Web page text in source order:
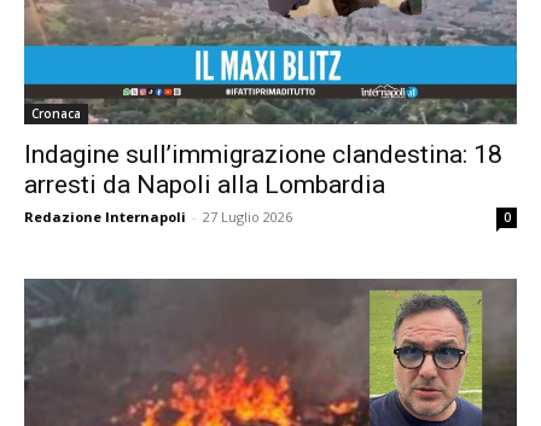
Cronaca
Indagine sull’immigrazione clandestina: 18
arresti da Napoli alla Lombardia
Redazione Internapoli - 27 Luglio 2026 0